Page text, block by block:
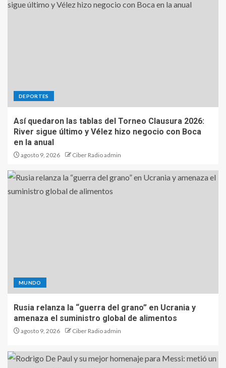
DEPORTES
Así quedaron las tablas del Torneo Clausura 2026:
River sigue último y Vélez hizo negocio con Boca
en la anual
agosto 9, 2026 Ciber Radio admin
MUNDO
Rusia relanza la “guerra del grano” en Ucrania y
amenaza el suministro global de alimentos
agosto 9, 2026 Ciber Radio admin